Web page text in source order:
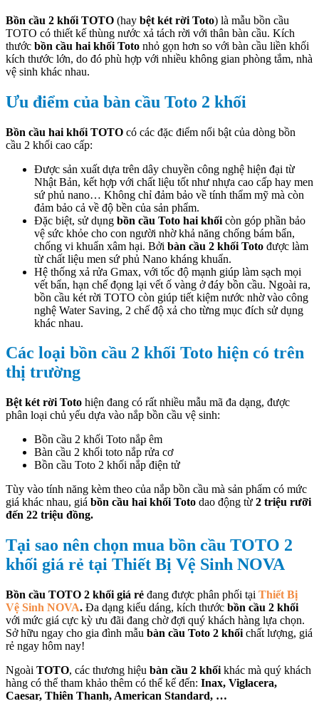
Bồn cầu 2 khối TOTO (hay bệt két rời Toto) là mẫu bồn cầu
TOTO có thiết kế thùng nước xả tách rời với thân bàn cầu. Kích
thước bồn cầu hai khối Toto nhỏ gọn hơn so với bàn cầu liền khối
kích thước lớn, do đó phù hợp với nhiều không gian phòng tắm, nhà
vệ sinh khác nhau.
Ưu điểm của bàn cầu Toto 2 khối
Bồn cầu hai khối TOTO có các đặc điểm nổi bật của dòng bồn
cầu 2 khối cao cấp:
Được sản xuất dựa trên dây chuyền công nghệ hiện đại từ
Nhật Bản, kết hợp với chất liệu tốt như nhựa cao cấp hay men
sứ phủ nano… Không chỉ đảm bảo về tính thẩm mỹ mà còn
đảm bảo cả về độ bền của sản phẩm.
Đặc biệt, sử dụng bồn cầu Toto hai khối còn góp phần bảo
vệ sức khỏe cho con người nhờ khả năng chống bám bẩn,
chống vi khuẩn xâm hại. Bởi bàn cầu 2 khối Toto được làm
từ chất liệu men sứ phủ Nano kháng khuẩn.
Hệ thống xả rửa Gmax, với tốc độ mạnh giúp làm sạch mọi
vết bẩn, hạn chế đọng lại vết ố vàng ở đáy bồn cầu. Ngoài ra,
bồn cầu két rời TOTO còn giúp tiết kiệm nước nhờ vào công
nghệ Water Saving, 2 chế độ xả cho từng mục đích sử dụng
khác nhau.
Các loại bồn cầu 2 khối Toto hiện có trên
thị trường
Bệt két rời Toto hiện đang có rất nhiều mẫu mã đa dạng, được
phân loại chủ yếu dựa vào nắp bồn cầu vệ sinh:
Bồn cầu 2 khối Toto nắp êm
Bàn cầu 2 khối toto nắp rửa cơ
Bồn cầu Toto 2 khối nắp điện tử
Tùy vào tính năng kèm theo của nắp bồn cầu mà sản phẩm có mức
giá khác nhau, giá bồn cầu hai khối Toto dao động từ 2 triệu rưỡi
đến 22 triệu đồng.
Tại sao nên chọn mua bồn cầu TOTO 2
khối giá rẻ tại Thiết Bị Vệ Sinh NOVA
Bồn cầu TOTO 2 khối giá rẻ đang được phân phối tại Thiết Bị
Vệ Sinh NOVA. Đa dạng kiểu dáng, kích thước bồn cầu 2 khối
với mức giá cực kỳ ưu đãi đang chờ đợi quý khách hàng lựa chọn.
Sở hữu ngay cho gia đình mẫu bàn cầu Toto 2 khối chất lượng, giá
rẻ ngay hôm nay!
Ngoài TOTO, các thương hiệu bàn cầu 2 khối khác mà quý khách
hàng có thể tham khảo thêm có thể kể đến: Inax, Viglacera,
Caesar, Thiên Thanh, American Standard, …